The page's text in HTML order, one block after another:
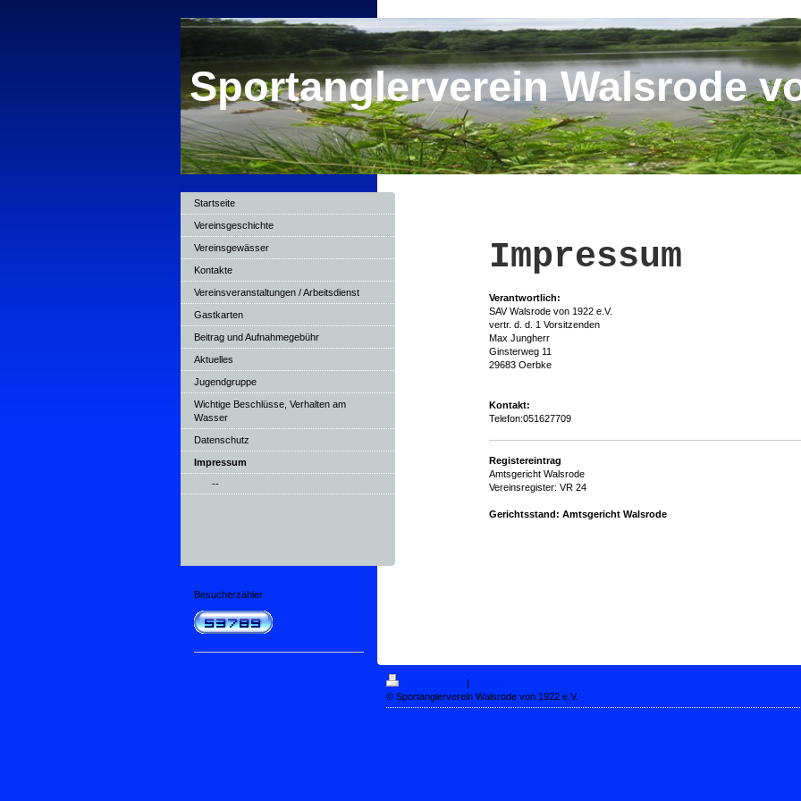
Sportanglerverein Walsrode
Impressum
Verantwortlich:
SAV Walsrode von 1922 e.V.
vertr. d. d. 1 Vorsitzenden
Max Jungherr
Ginsterweg 11
29683 Oerbke
Kontakt:
Telefon:051627709
Registereintrag
Amtsgericht Walsrode
Vereinsregister: VR 24
Gerichtsstand: Amtsgericht Walsrode
Startseite
Vereinsgeschichte
Vereinsgewässer
Kontakte
Vereinsveranstaltungen / Arbeitsdienst
Gastkarten
Beitrag und Aufnahmegebühr
Aktuelles
Jugendgruppe
Wichtige Beschlüsse, Verhalten am
Wasser
Datenschutz
Impressum
--
Besucherzähler
|
© Sportanglerverein Walsrode von 1922 e.V.